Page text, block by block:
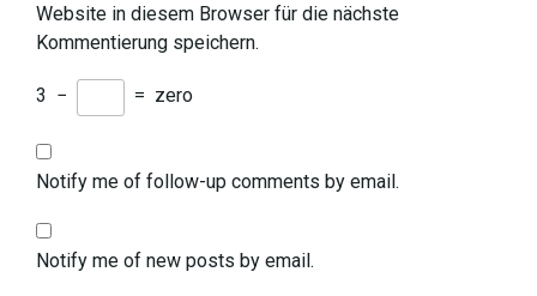
Website in diesem Browser für die nächste
Kommentierung speichern.
3 − = zero
Notify me of follow-up comments by email.
Notify me of new posts by email.